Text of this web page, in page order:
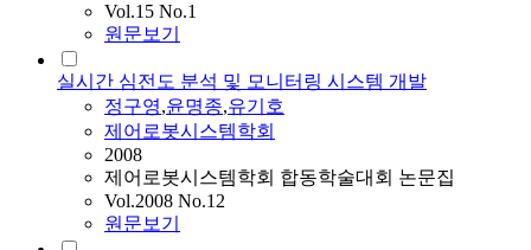
Vol.15 No.1
원문보기
실시간 심전도 분석 및 모니터링 시스템 개발
정구영,윤명종,유기호
제어로봇시스템학회
2008
제어로봇시스템학회 합동학술대회 논문집
Vol.2008 No.12
원문보기